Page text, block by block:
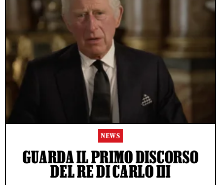
NEWS
GUARDA IL PRIMO DISCORSO
DEL RE DI CARLO III